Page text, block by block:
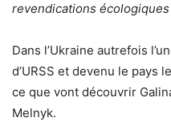
revendications écologiques
Dans l’Ukraine autrefois
d’URSS et devenu le pays
ce que vont découvrir
Melnyk.